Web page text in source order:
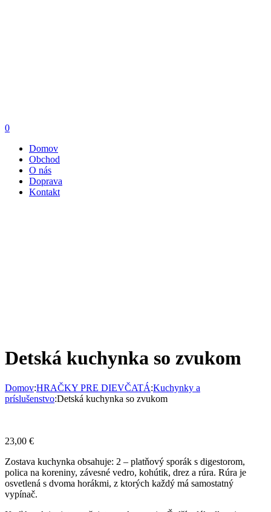
0
Domov
Obchod
O nás
Doprava
Kontakt
Detská kuchynka so zvukom
Domov:HRAČKY PRE DIEVČATÁ:Kuchynky a
príslušenstvo:Detská kuchynka so zvukom
23,00 €
Zostava kuchynka obsahuje: 2 – platňový sporák s digestorom,
polica na koreniny, závesné vedro, kohútik, drez a rúra. Rúra je
osvetlená s dvoma horákmi, z ktorých každý má samostatný
vypínač.